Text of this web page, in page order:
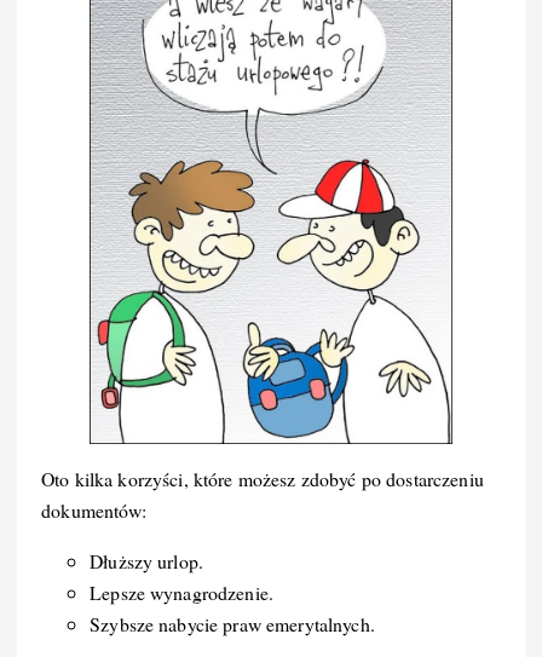
Oto kilka korzyści, które możesz zdobyć po dostarczeniu
dokumentów:
Dłuższy urlop.
Lepsze wynagrodzenie.
Szybsze nabycie praw emerytalnych.